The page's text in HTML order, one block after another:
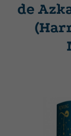
de